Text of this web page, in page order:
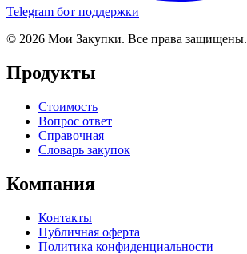
Telegram бот поддержки
© 2026 Мои Закупки. Все права защищены.
Продукты
Стоимость
Вопрос ответ
Справочная
Словарь закупок
Компания
Контакты
Публичная оферта
Политика конфиденциальности